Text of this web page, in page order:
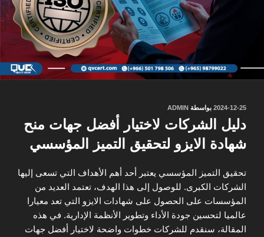
نُشر
في
2024-12-25 بواسطة ADMIN
دليل الشركات لاختيار أفضل جهات منح
شهادة الايزو لتحقيق التميز المؤسسي
تحقيق التميز المؤسسي يعتبر أحد أهم الأهداف التي تسعى إليها
الشركات الكبرى. للوصول إلى هذا الهدف، تعتمد العديد من
المؤسسات على الحصول على شهادات الايزو التي تعد معيارا
عالميا لتحسين جودة الأداء وتطوير الأنظمة الإدارية. في هذه
المقالة، سنقدم للشركات خطوات واضحة لاختيار أفضل جهات